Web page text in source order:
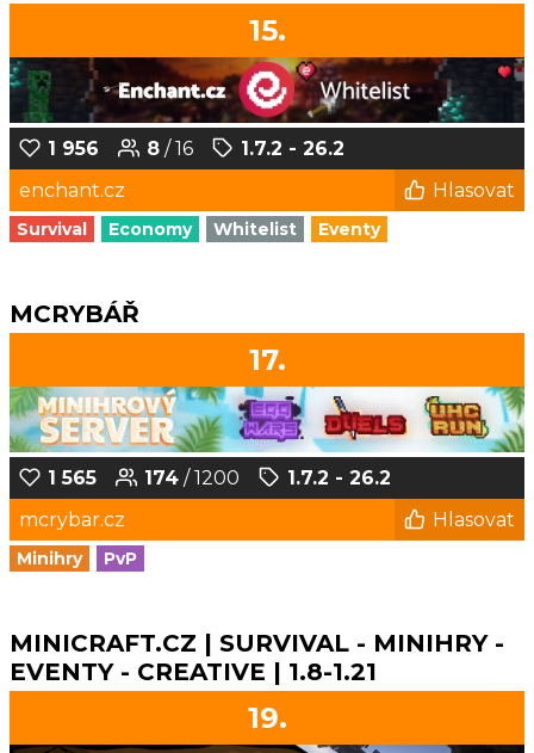
15.
1 956 8 / 16
1.7.2 - 26.2
enchant.cz
Hlasovat
Survival Economy Whitelist Eventy
MCRYBÁŘ
17.
1 565 174 / 1200
1.7.2 - 26.2
mcrybar.cz
Hlasovat
Minihry PvP
MINICRAFT.CZ | SURVIVAL - MINIHRY -
EVENTY - CREATIVE | 1.8-1.21
19.